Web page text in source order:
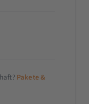
Pakete &